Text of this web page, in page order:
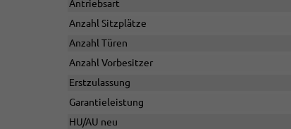
Antriebsart
Anzahl Sitzplätze
Anzahl Türen
Anzahl Vorbesitzer
Erstzulassung
Garantieleistung
HU/AU neu